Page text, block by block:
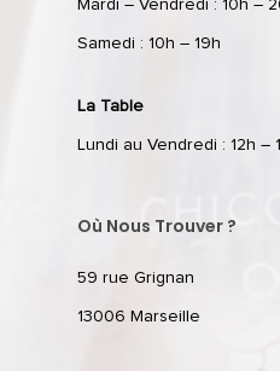
Mardi – Vendredi : 10h –
Samedi : 10h – 19h
La Table
Lundi au Vendredi : 12h –
Où Nous Trouver ?
59 rue Grignan
13006 Marseille